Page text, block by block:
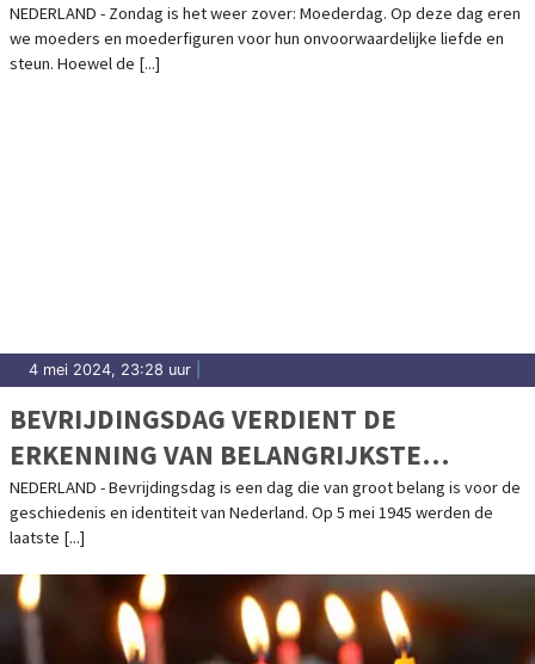
NEDERLAND - Zondag is het weer zover: Moederdag. Op deze dag eren
we moeders en moederfiguren voor hun onvoorwaardelijke liefde en
steun. Hoewel de [...]
4 mei 2024, 23:28 uur
BEVRIJDINGSDAG VERDIENT DE
ERKENNING VAN BELANGRIJKSTE
FEESTDAG VAN HET JAAR
NEDERLAND - Bevrijdingsdag is een dag die van groot belang is voor de
geschiedenis en identiteit van Nederland. Op 5 mei 1945 werden de
laatste [...]